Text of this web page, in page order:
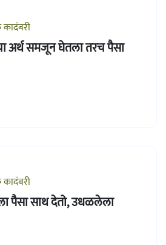
अर्थ समजून घेतला तरच पैसा
पैसा साथ देतो, उधळलेला